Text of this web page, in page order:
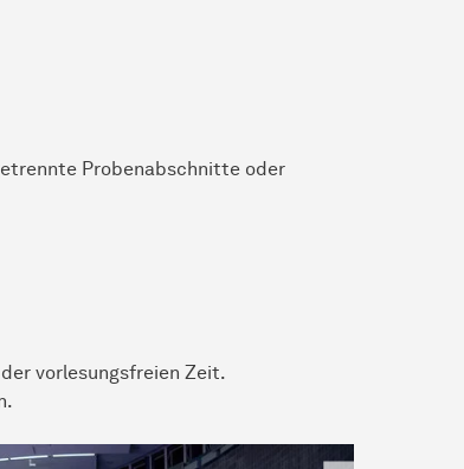
Probenabschnitte oder
vorlesungsfreien Zeit.